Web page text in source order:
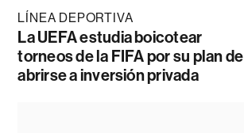
LÍNEA DEPORTIVA
La UEFA estudia boicotear
torneos de la FIFA por su plan de
abrirse a inversión privada